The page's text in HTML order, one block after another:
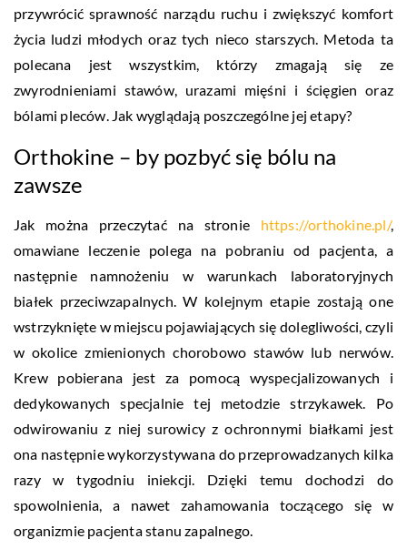
przywrócić sprawność narządu ruchu i zwiększyć komfort
życia ludzi młodych oraz tych nieco starszych. Metoda ta
polecana jest wszystkim, którzy zmagają się ze
zwyrodnieniami stawów, urazami mięśni i ścięgien oraz
bólami pleców. Jak wyglądają poszczególne jej etapy?
Orthokine – by pozbyć się bólu na
zawsze
Jak można przeczytać na stronie https://orthokine.pl/,
omawiane leczenie polega na pobraniu od pacjenta, a
następnie namnożeniu w warunkach laboratoryjnych
białek przeciwzapalnych. W kolejnym etapie zostają one
wstrzyknięte w miejscu pojawiających się dolegliwości, czyli
w okolice zmienionych chorobowo stawów lub nerwów.
Krew pobierana jest za pomocą wyspecjalizowanych i
dedykowanych specjalnie tej metodzie strzykawek. Po
odwirowaniu z niej surowicy z ochronnymi białkami jest
ona następnie wykorzystywana do przeprowadzanych kilka
razy w tygodniu iniekcji. Dzięki temu dochodzi do
spowolnienia, a nawet zahamowania toczącego się w
organizmie pacjenta stanu zapalnego.